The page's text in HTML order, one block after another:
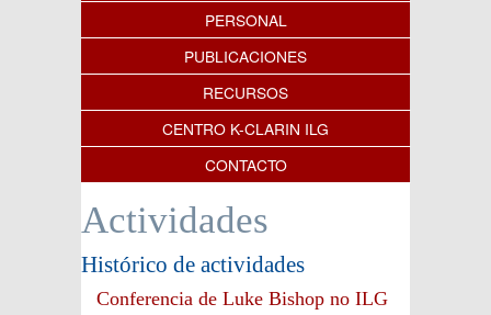
PERSONAL
PUBLICACIONES
RECURSOS
CENTRO K-CLARIN ILG
CONTACTO
Actividades
Histórico de actividades
Conferencia de Luke Bishop no ILG